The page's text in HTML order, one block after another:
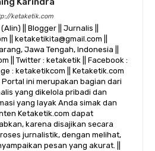
ketaketik.com
|| Blogger || Jurnalis ||
|| ketaketikita@gmail.com ||
Jawa Tengah, Indonesia ||
|| Twitter : ketaketik || Facebook :
: ketaketikcom || Ketaketik.com
ini merupakan bagian dari
yang dikelola pribadi dan
yang layak Anda simak dan
Ketaketik.com dapat
karena disajikan secara
jurnalistik, dengan melihat,
pesan yang akurat. ||